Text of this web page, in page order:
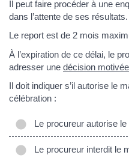
Il peut faire procéder à une
dans l’attente de ses résultats.
Le report est de 2 mois
À l’expiration de ce délai, le
adresser une décision motivée
Il doit indiquer s’il autorise le
célébration :
Le procureur autorise
Le procureur interdit le